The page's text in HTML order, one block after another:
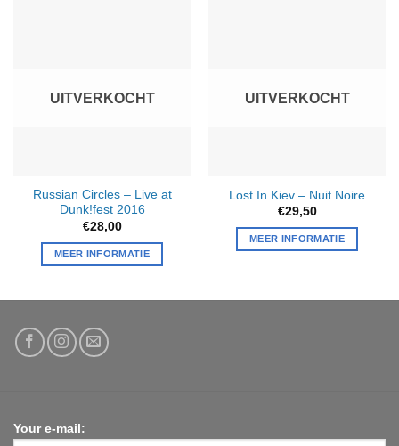
UITVERKOCHT
Russian Circles – Live at
Dunk!fest 2016
€28,00
MEER INFORMATIE
UITVERKOCHT
Lost In Kiev – Nuit Noire
€29,50
MEER INFORMATIE
Your e-mail: